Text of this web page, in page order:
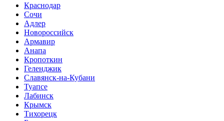
Краснодар
Сочи
Адлер
Новороссийск
Армавир
Анапа
Кропоткин
Геленджик
Славянск-на-Кубани
Туапсе
Лабинск
Крымск
Тихорецк